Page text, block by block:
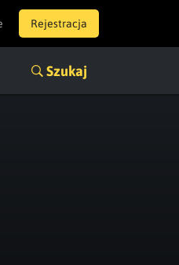
Rejestracja
Szukaj